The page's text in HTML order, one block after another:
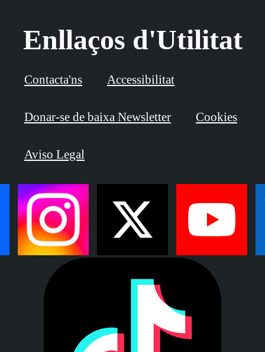
Enllaços d'Utilitat
Contacta'ns Accessibilitat
Donar-se de baixa Newsletter Cookies
Aviso Legal